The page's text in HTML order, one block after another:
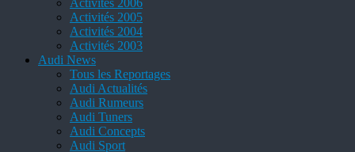
Activités 2006
Activités 2005
Activités 2004
Activités 2003
Audi News
Tous les Reportages
Audi Actualités
Audi Rumeurs
Audi Tuners
Audi Concepts
Audi Sport